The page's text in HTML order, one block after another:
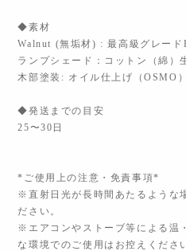
◆素材
Walnut (無垢材) : 最高級グレード
ランプシェード：コットン（綿）
木部塗装: オイル仕上げ（OSMO
◆発送までの目安
25〜30日
*ご使用上の注意・免責事項*
※直射日光が長時間あたるような
ださい。
※エアコンやストーブ等による温
な環境でのご使用はお控えくださ